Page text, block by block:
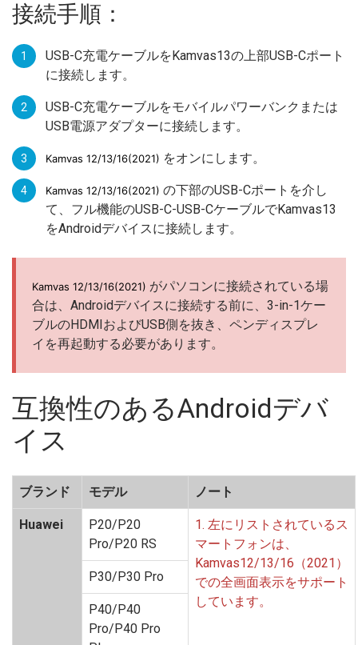
接続手順：
USB-C充電ケーブルをKamvas13の上部USB-Cポート
に接続します。
USB-C充電ケーブルをモバイルパワーバンクまたは
USB電源アダプターに接続します。
Kamvas 12/13/16(2021) をオンにします。
Kamvas 12/13/16(2021) の下部のUSB-Cポートを介し
て、フル機能のUSB-C-USB-CケーブルでKamvas13
をAndroidデバイスに接続します。
Kamvas 12/13/16(2021) がパソコンに接続されている場
合は、Androidデバイスに接続する前に、3-in-1ケー
ブルのHDMIおよびUSB側を抜き、ペンディスプレ
イを再起動する必要があります。
互換性のあるAndroidデバ
イス
ブランド モデル ノート
Huawei
P20/P20
Pro/P20 RS
1. 左にリストされているス
マートフォンは、
Kamvas12/13/16（2021）
での全画面表示をサポート
しています。
P30/P30 Pro
P40/P40
Pro/P40 Pro